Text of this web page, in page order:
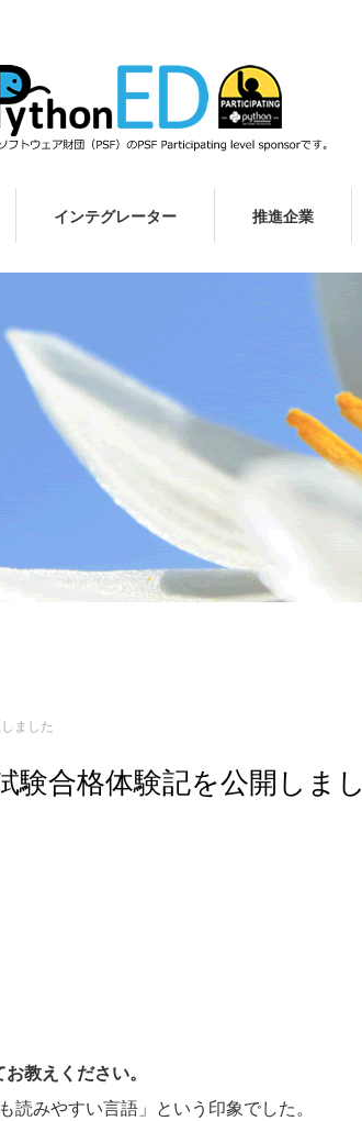
インテグレーター 推進企業
ました
験合格体験記を公開しまし
教えください。
みやすい言語」という印象でした。